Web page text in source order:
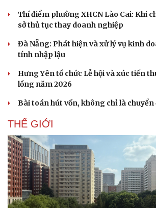
Thí điểm phường XHCN Lào Cai: Khi
sở thủ tục thay doanh nghiệp
Đà Nẵng: Phát hiện và xử lý vụ kinh
tính nhập lậu
Hưng Yên tổ chức Lễ hội và xúc tiến
lồng năm 2026
Bài toán hút vốn, không chỉ là chuyển
THẾ GIỚI